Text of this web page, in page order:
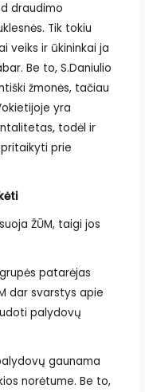
draudimo
Tik tokiu
veiks ir ūkininkai ja
Be to, S.Daniulio
žmonės, tačiau
yra
todėl ir
prie
ŽŪM, taigi jos
patarėjas
dar svarstys apie
palydovų
gaunama
norėtume. Be to,